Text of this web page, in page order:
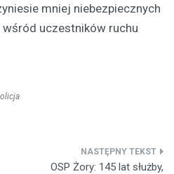
mniej niebezpiecznych
uczestników ruchu
OSP Żory: 145 lat służby,